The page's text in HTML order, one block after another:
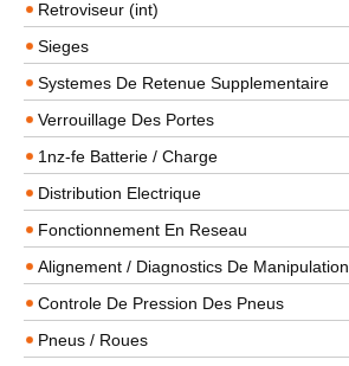
Retroviseur (int)
Sieges
Systemes De Retenue Supplementaire
Verrouillage Des Portes
1nz-fe Batterie / Charge
Distribution Electrique
Fonctionnement En Reseau
Alignement / Diagnostics De Manipulation
Controle De Pression Des Pneus
Pneus / Roues